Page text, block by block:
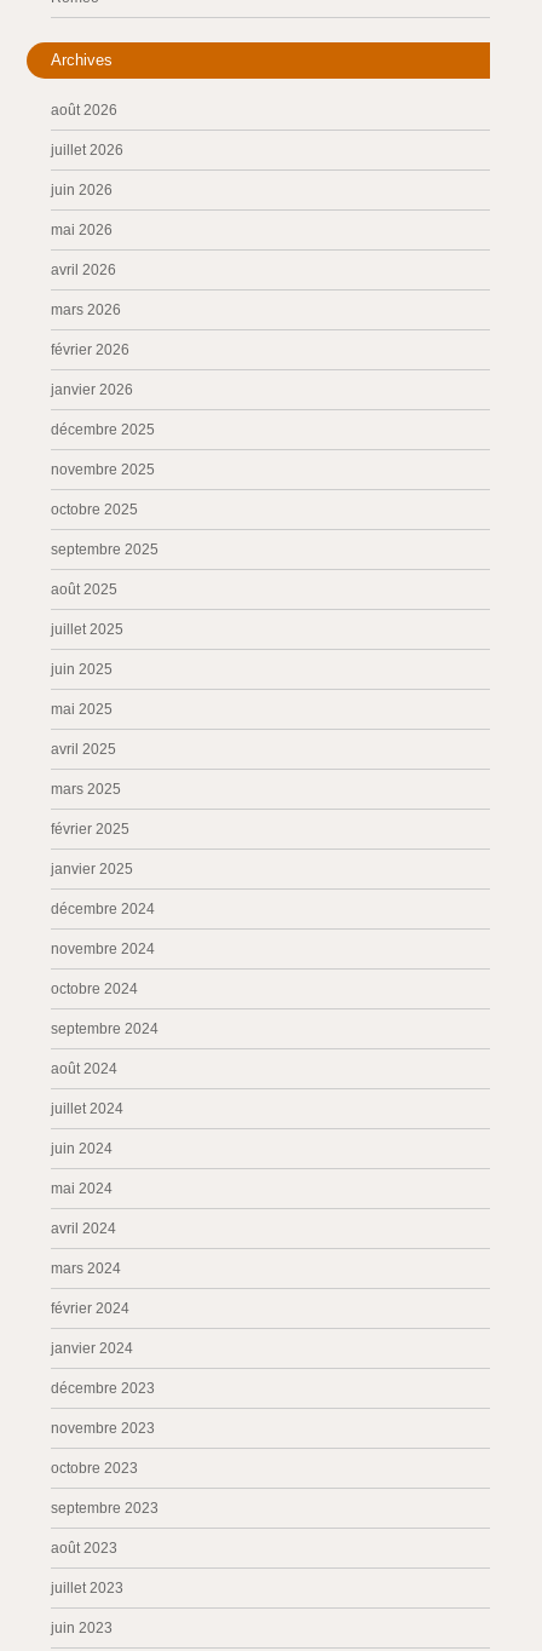
Archives
août 2026
juillet 2026
juin 2026
mai 2026
avril 2026
mars 2026
février 2026
janvier 2026
décembre 2025
novembre 2025
octobre 2025
septembre 2025
août 2025
juillet 2025
juin 2025
mai 2025
avril 2025
mars 2025
février 2025
janvier 2025
décembre 2024
novembre 2024
octobre 2024
septembre 2024
août 2024
juillet 2024
juin 2024
mai 2024
avril 2024
mars 2024
février 2024
janvier 2024
décembre 2023
novembre 2023
octobre 2023
septembre 2023
août 2023
juillet 2023
juin 2023